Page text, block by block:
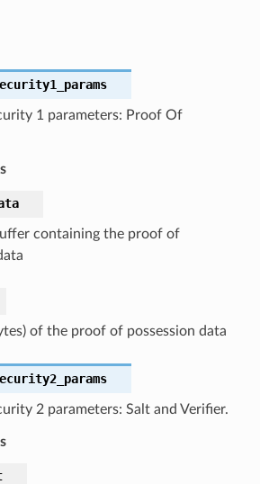
1 parameters: Proof Of
containing the proof of
of the proof of possession data
2 parameters: Salt and Verifier.